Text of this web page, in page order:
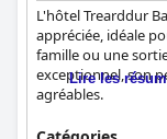
L'hôtel Trearddur
appréciée, idéale
famille ou une
exceptionnel, son
agréables.
Situé juste au bord
Lire les